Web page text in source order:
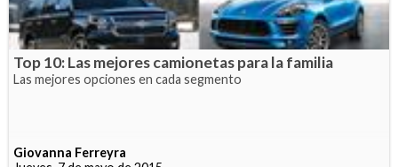
Top 10: Las mejores camionetas para la familia
Las mejores opciones en cada segmento
Giovanna Ferreyra